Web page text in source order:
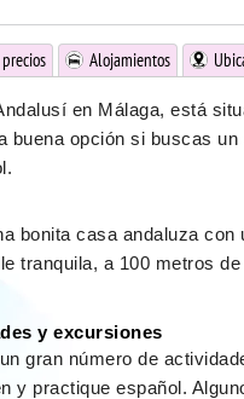
Alojamientos
en Málaga, está
buena opción si buscas
bonita casa andaluza
tranquila, a 100 metros
y excursiones
gran número de
y practique español.